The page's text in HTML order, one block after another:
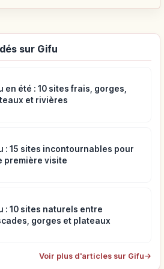
sur Gifu
en été : 10 sites frais, gorges,
et rivières
: 15 sites incontournables pour
première visite
: 10 sites naturels entre
gorges et plateaux
Voir plus d'articles sur Gifu→